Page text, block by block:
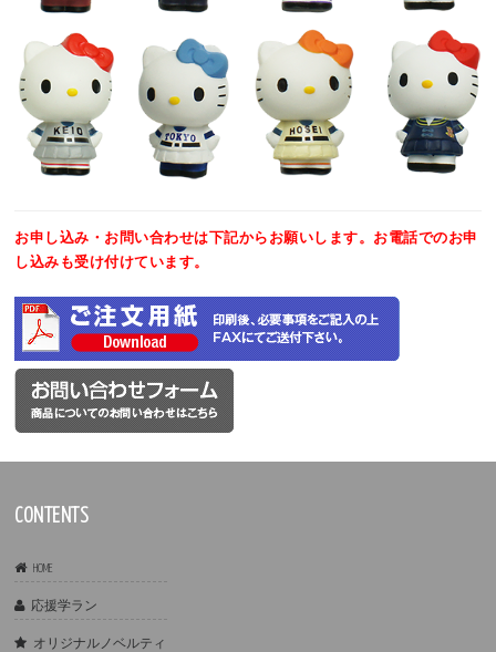
お申し込み・お問い合わせは下記からお願いします。お電話でのお申
し込みも受け付けています。
CONTENTS
HOME
応援学ラン
オリジナルノベルティ